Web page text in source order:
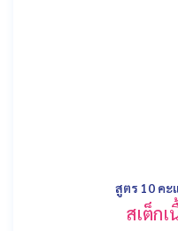
สูตร 10 คะ
สเต็ก